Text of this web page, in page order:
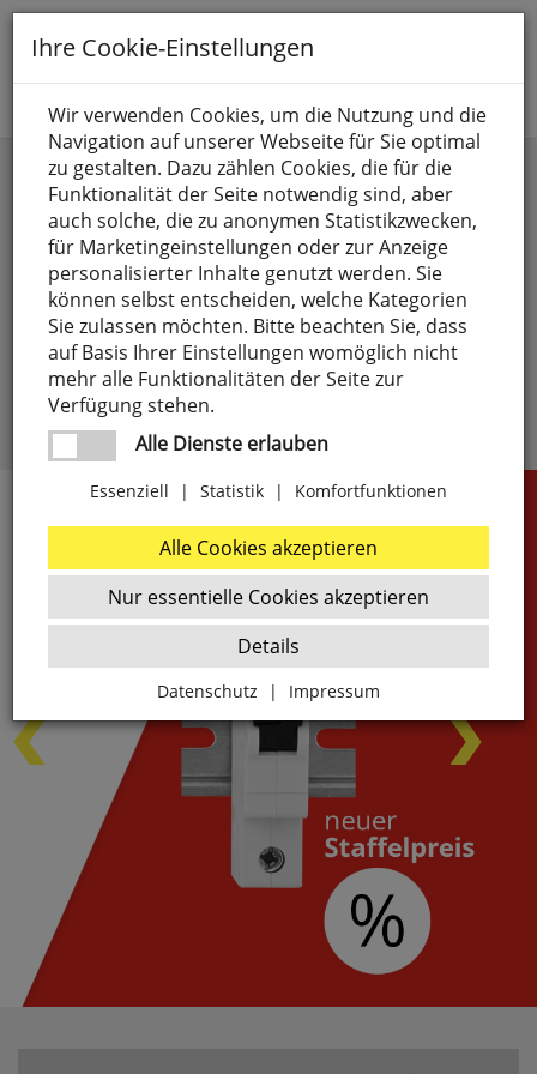
Toggle
Suche nach
Anmelden
angemeldet bleiben
Passwort vergessen?
anmelden
Noch kein Kunde?Jetzt registrieren >
Ihre Cookie-Einstellungen
Wir verwenden Cookies, um die Nutzung und die
Navigation auf unserer Webseite für Sie optimal
zu gestalten. Dazu zählen Cookies, die für die
Funktionalität der Seite notwendig sind, aber
auch solche, die zu anonymen Statistikzwecken,
für Marketingeinstellungen oder zur Anzeige
personalisierter Inhalte genutzt werden. Sie
können selbst entscheiden, welche Kategorien
Sie zulassen möchten. Bitte beachten Sie, dass
auf Basis Ihrer Einstellungen womöglich nicht
mehr alle Funktionalitäten der Seite zur
Verfügung stehen.
Alle Dienste erlauben
Essenziell | Statistik | Komfortfunktionen
Alle Cookies akzeptieren
Nur essentielle Cookies akzeptieren
Details
Datenschutz | Impressum
Zurück
Essenziell
websale_ac
ws8_pferdekaemper_01-aa_sid
Diese Cookies sind essenziell für die Funktion des